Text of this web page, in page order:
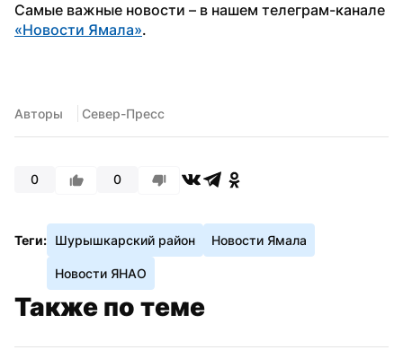
«Новости Ямала».
Авторы Север-Пресс
0 0
Теги: Шурышкарский район Новости Ямала
Новости ЯНАО
Также по теме